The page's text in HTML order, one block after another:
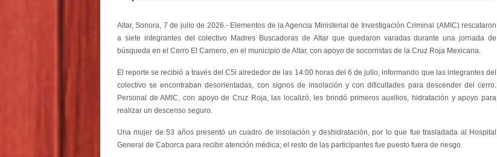
Altar, Sonora, 7 de julio de 2026.- Elementos de la Agencia Ministerial de Investigación Criminal (AMIC) rescataron
a siete integrantes del colectivo Madres Buscadoras de Altar que quedaron varadas durante una jornada de
búsqueda en el Cerro El Carnero, en el municipio de Altar, con apoyo de socorristas de la Cruz Roja Mexicana.
El reporte se recibió a través del C5i alrededor de las 14:00 horas del 6 de julio, informando que las integrantes del
colectivo se encontraban desorientadas, con signos de insolación y con dificultades para descender del cerro.
Personal de AMIC, con apoyo de Cruz Roja, las localizó, les brindó primeros auxilios, hidratación y apoyo para
realizar un descenso seguro.
Una mujer de 53 años presentó un cuadro de insolación y deshidratación, por lo que fue trasladada al Hospital
General de Caborca para recibir atención médica; el resto de las participantes fue puesto fuera de riesgo.